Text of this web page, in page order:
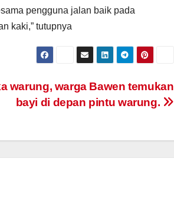
pengguna jalan baik pada
kaki,” tutupnya
warung, warga Bawen temukan
bayi di depan pintu warung.